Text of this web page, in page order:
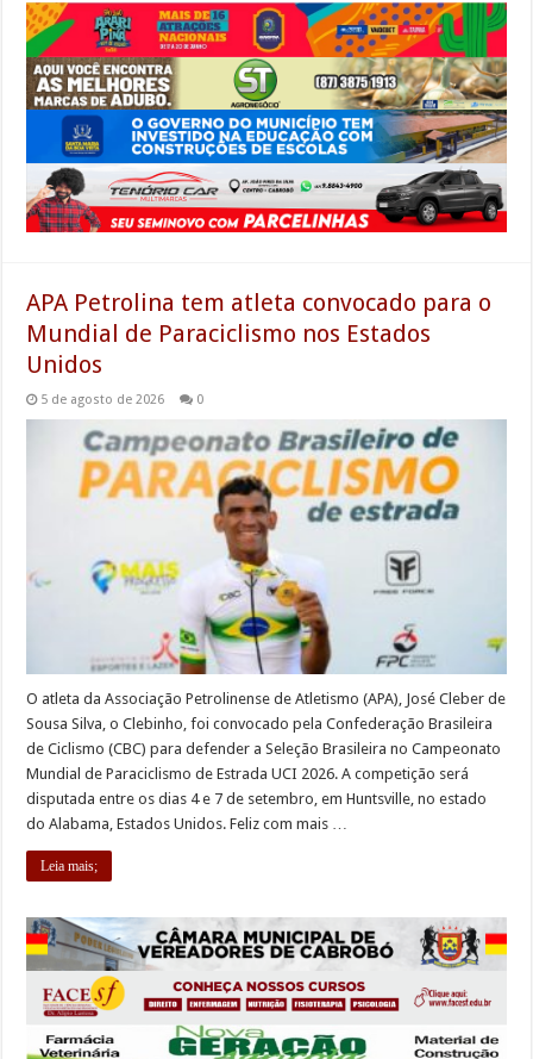
APA Petrolina tem atleta convocado para o
Mundial de Paraciclismo nos Estados
Unidos
5 de agosto de 2026 0
O atleta da Associação Petrolinense de Atletismo (APA), José Cleber de
Sousa Silva, o Clebinho, foi convocado pela Confederação Brasileira
de Ciclismo (CBC) para defender a Seleção Brasileira no Campeonato
Mundial de Paraciclismo de Estrada UCI 2026. A competição será
disputada entre os dias 4 e 7 de setembro, em Huntsville, no estado
do Alabama, Estados Unidos. Feliz com mais …
Leia mais;